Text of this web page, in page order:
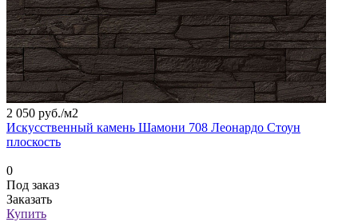
2 050 руб./м2
Искусственный камень Шамони 708 Леонардо Стоун
плоскость
0
Под заказ
Заказать
Купить